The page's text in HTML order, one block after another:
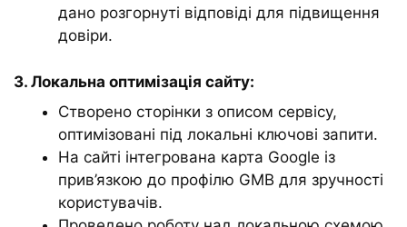
дано розгорнуті відповіді для підвищення
довіри.
3. Локальна оптимізація сайту:
Створено сторінки з описом сервісу,
оптимізовані під локальні ключові запити.
На сайті інтегрована карта Google із
прив’язкою до профілю GMB для зручності
користувачів.